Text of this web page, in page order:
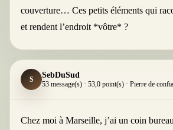
couverture… Ces petits éléments qui
et rendent l’endroit *vôtre* ?
S SebDuSud
53 message(s) · 53,0 point(s) · Pierre de
Chez moi à Marseille, j’ai un coin